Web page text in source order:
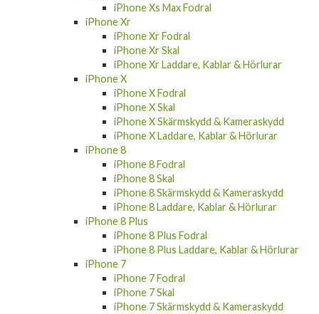
iPhone Xs Max Fodral
iPhone Xr
iPhone Xr Fodral
iPhone Xr Skal
iPhone Xr Laddare, Kablar & Hörlurar
iPhone X
iPhone X Fodral
iPhone X Skal
iPhone X Skärmskydd & Kameraskydd
iPhone X Laddare, Kablar & Hörlurar
iPhone 8
iPhone 8 Fodral
iPhone 8 Skal
iPhone 8 Skärmskydd & Kameraskydd
iPhone 8 Laddare, Kablar & Hörlurar
iPhone 8 Plus
iPhone 8 Plus Fodral
iPhone 8 Plus Laddare, Kablar & Hörlurar
iPhone 7
iPhone 7 Fodral
iPhone 7 Skal
iPhone 7 Skärmskydd & Kameraskydd